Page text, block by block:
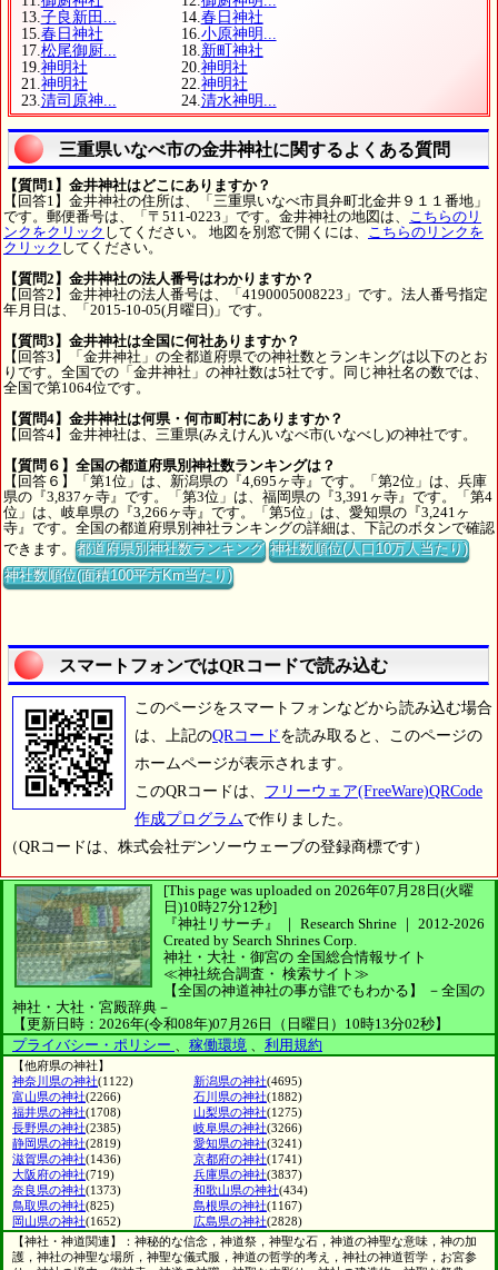
13.子良新田... 14.春日神社
15.春日神社 16.小原神明...
17.松尾御厨... 18.新町神社
19.神明社 20.神明社
21.神明社 22.神明社
23.清司原神... 24.清水神明...
三重県いなべ市の金井神社に関するよくある質問
【質問1】金井神社はどこにありますか？
【回答1】金井神社の住所は、「三重県いなべ市員弁町北金井９１１番地」
です。郵便番号は、「〒511-0223」です。金井神社の地図は、 こちらのリ
ンクをクリック してください。 地図を別窓で開くには、 こちらのリンクを
クリック してください。
【質問2】金井神社の法人番号はわかりますか？
【回答2】金井神社の法人番号は、「4190005008223」です。法人番号指定
年月日は、「2015-10-05(月曜日)」です。
【質問3】金井神社は全国に何社ありますか？
【回答3】「金井神社」の全都道府県での神社数とランキングは以下のとお
りです。全国での「金井神社」の神社数は5社です。同じ神社名の数では、
全国で第1064位です。
【質問4】金井神社は何県・何市町村にありますか？
【回答4】金井神社は、三重県(みえけん)いなべ市(いなべし)の神社です。
【質問６】全国の都道府県別神社数ランキングは？
【回答６】「第1位」は、新潟県の『4,695ヶ寺』です。「第2位」は、兵庫
県の『3,837ヶ寺』です。「第3位」は、福岡県の『3,391ヶ寺』です。「第4
位」は、岐阜県の『3,266ヶ寺』です。「第5位」は、愛知県の『3,241ヶ
寺』です。全国の都道府県別神社ランキングの詳細は、下記のボタンで確認
できます。都道府県別神社数ランキング 神社数順位(人口10万人当たり)
神社数順位(面積100平方Km当たり)
スマートフォンではQRコードで読み込む
このページをスマートフォンなどから読み込む場合
は、上記のQRコード を読み取ると、このページの
ホームページが表示されます。
このQRコードは、 フリーウェア(FreeWare)QRCode
作成プログラムで作りました。
（QRコードは、株式会社デンソーウェーブの登録商標です）
[This page was uploaded on 2026年07月28日(火曜
日)10時27分12秒]
『神社リサーチ』 ｜ Research Shrine ｜ 2012-2026
Created by Search Shrines Corp.
神社・大社・御宮の 全国総合情報サイト
≪神社統合調査・ 検索サイト≫
【全国の神道神社の事が誰でもわかる】
－全国の
神社・大社・宮殿辞典－
【更新日時：2026年(令和08年)07月26日（日曜日）10時13分02秒】
プライバシー・ポリシー 、 稼働環境 、 利用規約
【他府県の神社】
神奈川県の神社(1122) 新潟県の神社(4695)
富山県の神社(2266) 石川県の神社(1882)
福井県の神社(1708) 山梨県の神社(1275)
長野県の神社(2385) 岐阜県の神社(3266)
静岡県の神社(2819) 愛知県の神社(3241)
滋賀県の神社(1436) 京都府の神社(1741)
大阪府の神社(719) 兵庫県の神社(3837)
奈良県の神社(1373) 和歌山県の神社(434)
鳥取県の神社(825) 島根県の神社(1167)
岡山県の神社(1652) 広島県の神社(2828)
【神社・神道関連】：神秘的な信念，神道祭，神聖な石，神道の神聖な意味，神の加
護，神社の神聖な場所，神聖な儀式服，神道の哲学的考え，神社の神道哲学，お宮参